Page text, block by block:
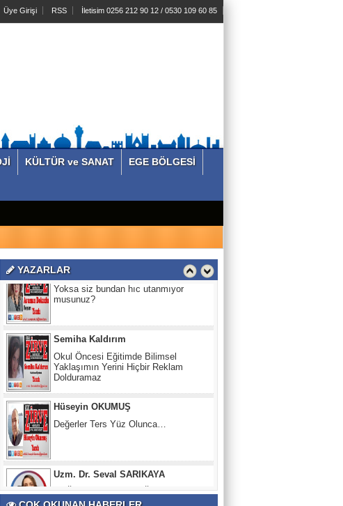
Üye Girişi RSS İletisim 0256 212 90 12 / 0530 109 60 85
KÜLTÜR ve SANAT EGE BÖLGESİ
YAZARLAR
ZEYNEP TUNÇ
Kamil Süren
AYDIN SİYASETİNDE BEKLENEN
OLDUĞU BİR GÜNE MERHABA!!!
Asuman Dokuzlu
Yoksa siz bundan hıc utanmıyor
Semiha Kaldırım
Yaklaşımın Yerini Hiçbir Reklam
Dolduramaz
Hüseyin OKUMUŞ
Değerler Ters Yüz Olunca…
Uzm. Dr. Seval SARIKAYA
İÇİN EL ELE OBEZİTE SALGINI
Prof.Dr. SERDAR EPÖZDEMİR